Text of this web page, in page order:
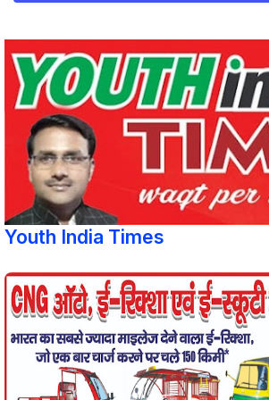
Youth India Times